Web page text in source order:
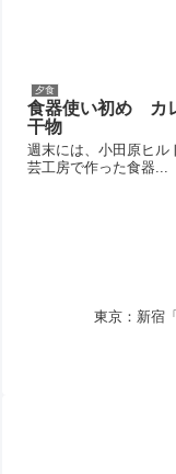
夕食
食器使い初め カ
干物
週末には、小田原ヒル
芸工房で作った食器...
東京：新宿